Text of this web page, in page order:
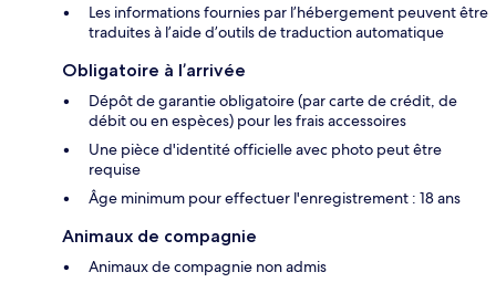
Les informations fournies par l’hébergement peuvent être
traduites à l’aide d’outils de traduction automatique
Obligatoire à l’arrivée
Dépôt de garantie obligatoire (par carte de crédit, de
débit ou en espèces) pour les frais accessoires
Une pièce d'identité officielle avec photo peut être
requise
Âge minimum pour effectuer l'enregistrement : 18 ans
Animaux de compagnie
Animaux de compagnie non admis